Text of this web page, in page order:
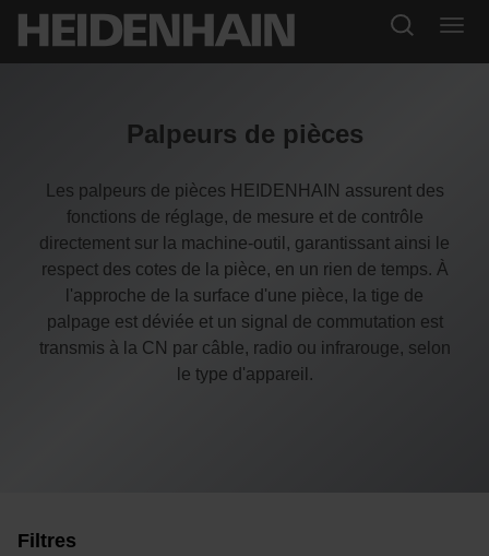
Palpeurs de pièces
Les palpeurs de pièces HEIDENHAIN assurent des
fonctions de réglage, de mesure et de contrôle
directement sur la machine-outil, garantissant ainsi le
respect des cotes de la pièce, en un rien de temps. À
l'approche de la surface d'une pièce, la tige de
palpage est déviée et un signal de commutation est
transmis à la CN par câble, radio ou infrarouge, selon
le type d'appareil.
Filtres